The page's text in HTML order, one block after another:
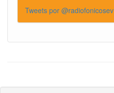
Tweets por @radiofonicosev